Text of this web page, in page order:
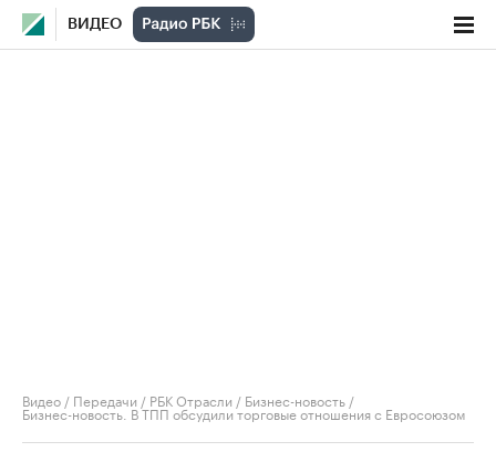
ВИДЕО
Видео / Передачи / РБК Отрасли / Бизнес-новость /
Бизнес-новость. В ТПП обсудили торговые отношения с Евросоюзом